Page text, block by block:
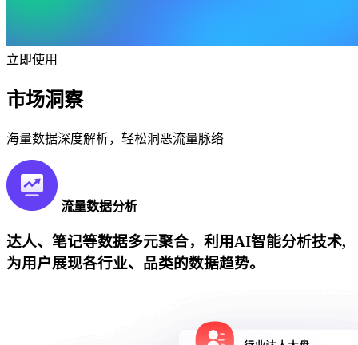
立即使用
市场洞察
海量数据深度解析，轻松洞恶流量脉络
流量数据分析
达人、笔记等数据多元聚合，利用AI智能分析技术,
为用户展现各行业、品类的数据趋势。